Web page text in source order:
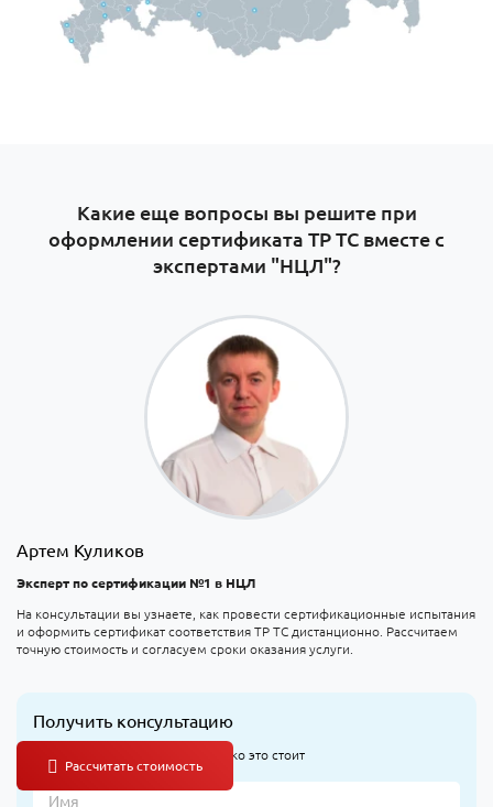
Какие еще вопросы вы решите при
оформлении сертификата ТР ТС вместе с
экспертами "НЦЛ"?
Артем Куликов
Эксперт по сертификации №1 в НЦЛ
На консультации вы узнаете, как провести сертификационные испытания
и оформить сертификат соответствия ТР ТС дистанционно. Рассчитаем
точную стоимость и согласуем сроки оказания услуги.
Получить консультацию
Узнайте, что оформлять и сколько это стоит